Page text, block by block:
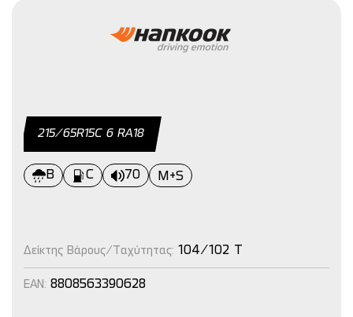
215/65R15C 6 RΑ18
B C 70 M+S
Δείκτης Βάρους/Ταχύτητας: 104/102 T
EAN: 8808563390628